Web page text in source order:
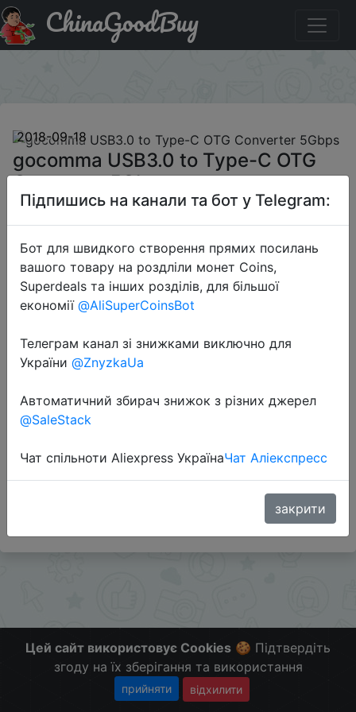
Придбати по знижці gocomma USB3.0 to Type-C OTG
Converter 5Gbps
ChinaGoodBuy
2018-09-18
gocomma USB3.0 to Type-C OTG
Converter 5Gbps
$0.79
Sale
Слідкуйте за знижками на мобільному, в телеграм
Цей сайт використовує Cookies 🍪 Підтвердіть
згоду на їх зберігання та використання
прийняти відхилити
Підпишись на канали та бот у Telegram:
Бот для швидкого створення прямих посилань
вашого товару на роздліли монет Coins,
Superdeals та інших розділів, для більшої
економії @AliSuperCoinsBot
Телеграм канал зі знижками виключно для
України @ZnyzkaUa
Автоматичний збирач знижок з різних джерел
@SaleStack
Чат спільноти Aliexpress УкраїнаЧат Аліекспресс
закрити